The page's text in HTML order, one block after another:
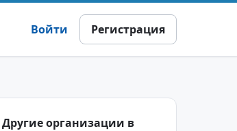
Войти Регистрация
Другие организации в